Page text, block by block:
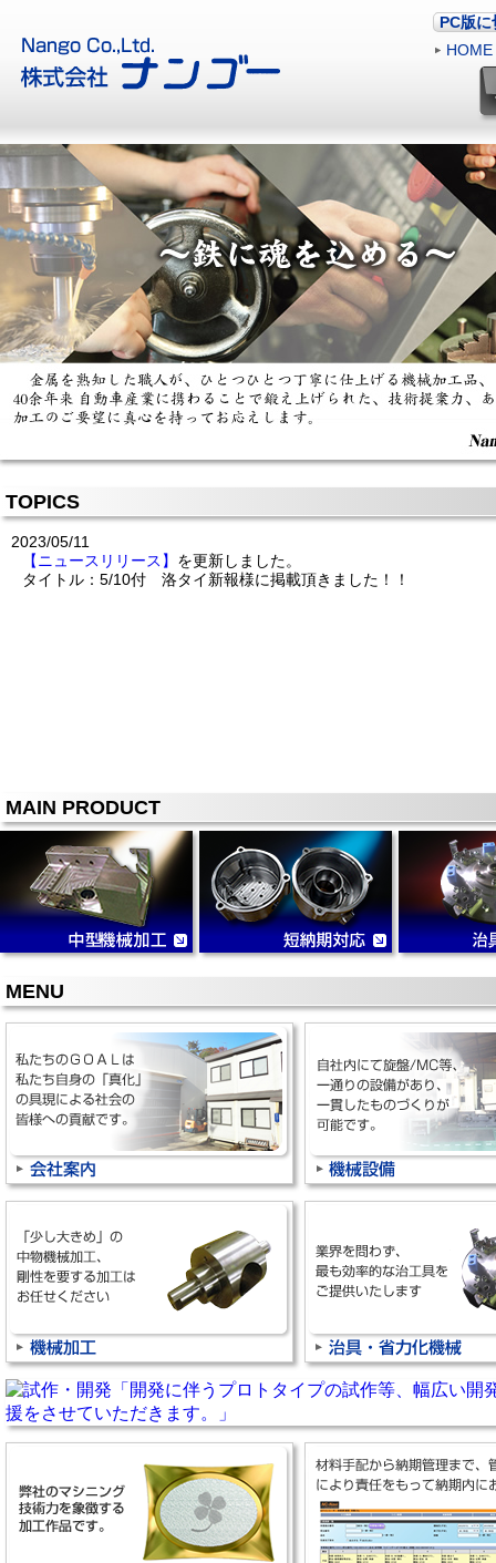
PC版に
HOME
TOPICS
2023/05/11
【ニュースリリース】 を更新しました。
タイトル：5/10付 洛タイ新報様に掲載頂きました！！
MAIN PRODUCT
MENU